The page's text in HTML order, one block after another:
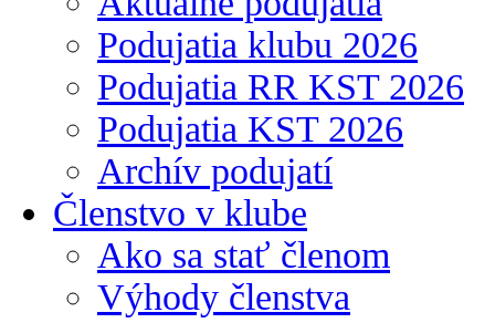
Podujatia klubu 2026
Podujatia RR KST 2026
Podujatia KST 2026
Archív podujatí
Členstvo v klube
Ako sa stať členom
Výhody členstva